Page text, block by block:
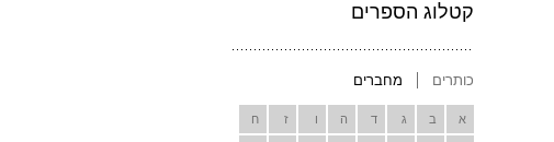
קטלוג הספרים
כותרים מחברים
א ב ג ד ה ו ז ח